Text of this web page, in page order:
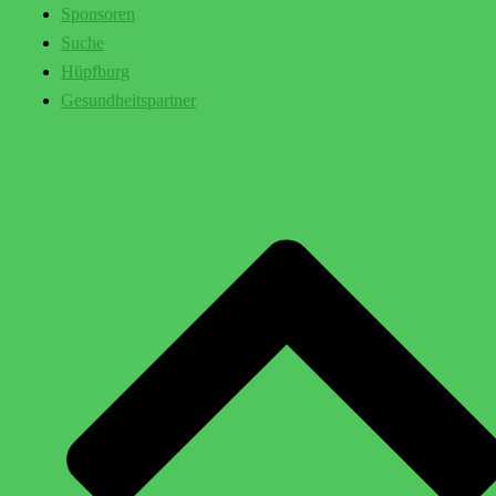
Sponsoren
Suche
Hüpfburg
Gesundheitspartner